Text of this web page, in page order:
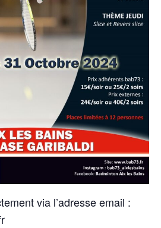
via l’adresse email :